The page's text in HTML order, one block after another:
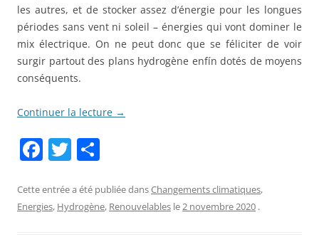
les autres, et de stocker assez d’énergie pour les longues
périodes sans vent ni soleil – énergies qui vont dominer le
mix électrique. On ne peut donc que se féliciter de voir
surgir partout des plans hydrogène enfín dotés de moyens
conséquents.
Continuer la lecture →
F
c
e
T
itt
er
ta
g
Cette entrée a été publiée dansChangements climatiques,
Energies, Hydrogène, Renouvelables le2 novembre 2020 .